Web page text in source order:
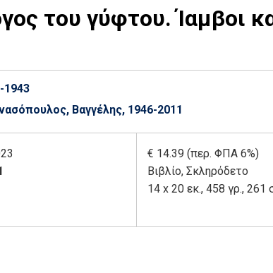
του γύφτου. Ίαμβοι
1943
Βαγγέλης, 1946-2011
€ 14.39 (περ. ΦΠΑ 6%)
Βιβλίο, Σκληρόδετο
14 x 20 εκ., 458 γρ., 261